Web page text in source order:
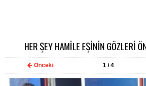
HER ŞEY HAMİLE EŞİNİN GÖZLERİ
Önceki 1 / 4